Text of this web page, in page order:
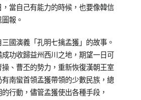
當自己有能力的時候，也要像韓信
報。
三國演義「孔明七擒孟獲」的故事。
功收歸益州西川之地，期望一日可
、曹丕的勢力，重新恢復漢朝王室
南蠻首領孟獲帶領的少數民族，總
行動，儘管孟獲使出各種手段，